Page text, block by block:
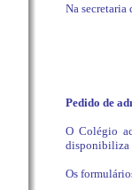
Na secretaria
Pedido de
O Colégio
disponibiliza
Os